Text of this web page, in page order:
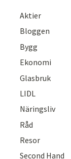
Aktier
Bloggen
Bygg
Ekonomi
Glasbruk
LIDL
Näringsliv
Råd
Resor
Second Hand